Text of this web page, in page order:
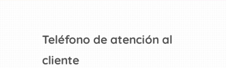
Teléfono de atención al
cliente